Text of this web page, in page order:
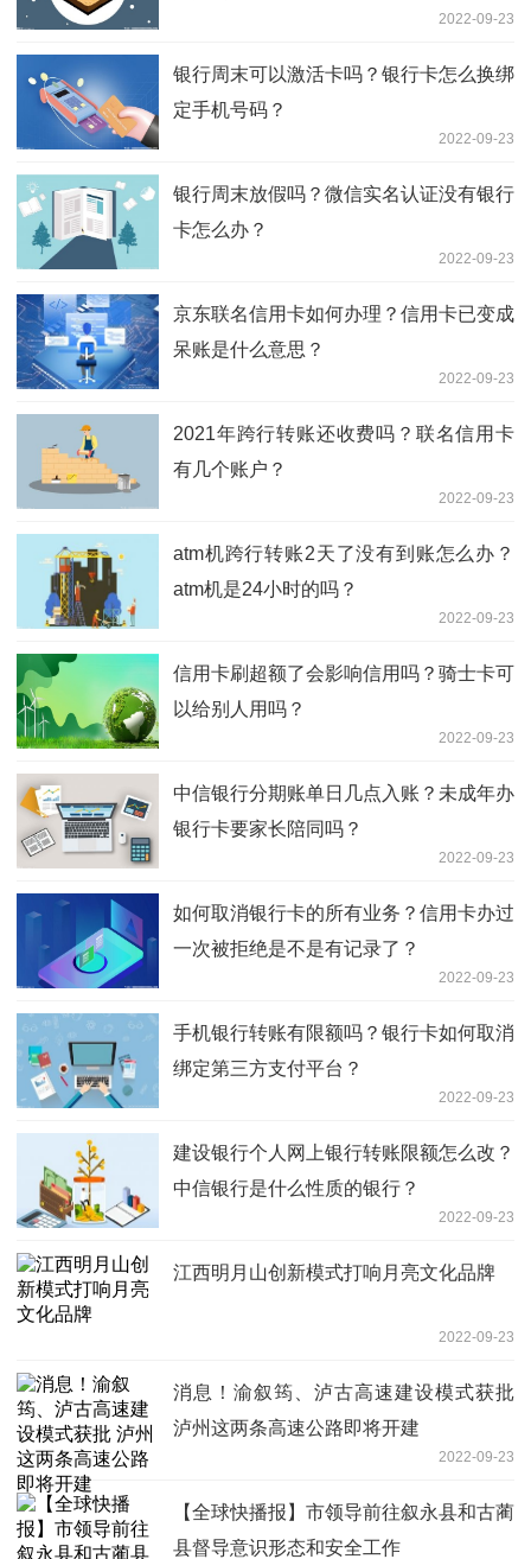
2022-09-23
银行周末可以激活卡吗？银行卡怎么换绑
定手机号码？
2022-09-23
银行周末放假吗？微信实名认证没有银行
卡怎么办？
2022-09-23
京东联名信用卡如何办理？信用卡已变成
呆账是什么意思？
2022-09-23
2021年跨行转账还收费吗？联名信用卡
有几个账户？
2022-09-23
atm机跨行转账2天了没有到账怎么办？
atm机是24小时的吗？
2022-09-23
信用卡刷超额了会影响信用吗？骑士卡可
以给别人用吗？
2022-09-23
中信银行分期账单日几点入账？未成年办
银行卡要家长陪同吗？
2022-09-23
如何取消银行卡的所有业务？信用卡办过
一次被拒绝是不是有记录了？
2022-09-23
手机银行转账有限额吗？银行卡如何取消
绑定第三方支付平台？
2022-09-23
建设银行个人网上银行转账限额怎么改？
中信银行是什么性质的银行？
2022-09-23
江西明月山创新模式打响月亮文化品牌
2022-09-23
消息！渝叙筠、泸古高速建设模式获批
泸州这两条高速公路即将开建
2022-09-23
【全球快播报】市领导前往叙永县和古蔺
县督导意识形态和安全工作